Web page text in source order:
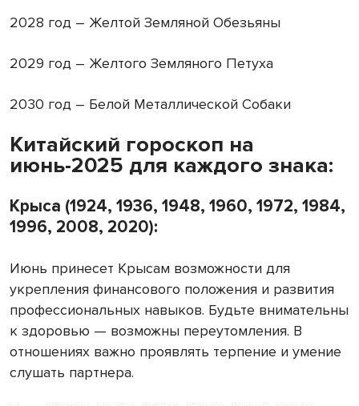
2028 год – Желтой Земляной Обезьяны
2029 год – Желтого Земляного Петуха
2030 год – Белой Металлической Собаки
Китайский гороскоп на
июнь-2025 для каждого знака:
Крыса (1924, 1936, 1948, 1960, 1972, 1984,
1996, 2008, 2020):
Июнь принесет Крысам возможности для
укрепления финансового положения и развития
профессиональных навыков. Будьте внимательны
к здоровью — возможны переутомления. В
отношениях важно проявлять терпение и умение
слушать партнера.